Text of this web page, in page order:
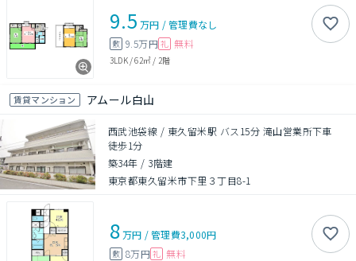
9.5 万円 /管理費なし
敷 9.5万円 礼 無料
3LDK/62㎡ / 2階
賃貸マンション アムール白山
西武池袋線 / 東久留米駅 バス15分 滝山営業所下車
徒歩1分
築34年 / 3階建
東京都東久留米市下里３丁目8-1
8万円 /管理費3,000円
敷 8万円 礼 無料